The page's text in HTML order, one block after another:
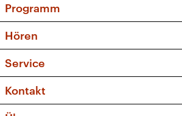
Programm
Sendungen und Podcasts
Musikliste
Kakadu – Das Kinderprogramm
Hören
Frequenzen (UKW + DAB+)
Service
FAQ
Apps
Kontakt